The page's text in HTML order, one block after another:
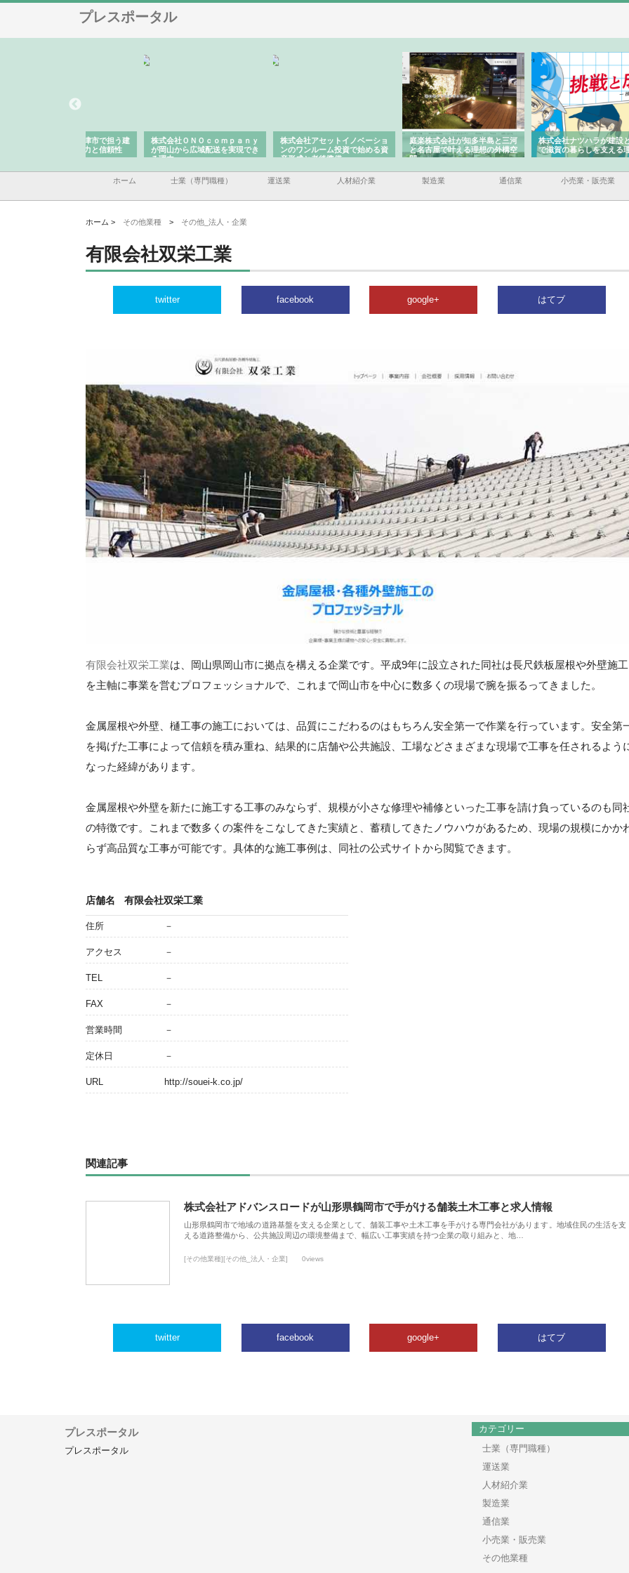
プレスポータル
株式会社ＯＮＯｃｏｍｐａｎｙ
が岡山から広域配送を実現でき
る理由
株式会社アセットイノベーショ
ンのワンルーム投資で始める資
産形成と老後準備
庭楽株式会社が知多半島と三河
と名古屋で叶える理想の外構空
間
株式会社ナツハラが建設と鋲螺
で滋賀の暮らしを支える理由
株
イ
容
ホーム 士業（専門職種） 運送業 人材紹介業 製造業 通信業 小売業・販売業
ホーム > その他業種 > その他_法人・企業
有限会社双栄工業
twitter facebook google+ はてブ
有限会社双栄工業は、岡山県岡山市に拠点を構える企業です。平成9年に設立された同社は長尺鉄板屋根や外壁施工
を主軸に事業を営むプロフェッショナルで、これまで岡山市を中心に数多くの現場で腕を振るってきました。
金属屋根や外壁、樋工事の施工においては、品質にこだわるのはもちろん安全第一で作業を行っています。安全第
を掲げた工事によって信頼を積み重ね、結果的に店舗や公共施設、工場などさまざまな現場で工事を任されるよう
なった経緯があります。
金属屋根や外壁を新たに施工する工事のみならず、規模が小さな修理や補修といった工事を請け負っているのも同
の特徴です。これまで数多くの案件をこなしてきた実績と、蓄積してきたノウハウがあるため、現場の規模にかか
らず高品質な工事が可能です。具体的な施工事例は、同社の公式サイトから閲覧できます。
店舗名 有限会社双栄工業
住所 －
アクセス －
TEL －
FAX －
営業時間 －
定休日 －
URL http://souei-k.co.jp/
関連記事
株式会社アドバンスロードが山形県鶴岡市で手がける舗装土木工事と求人情報
山形県鶴岡市で地域の道路基盤を支える企業として、舗装工事や土木工事を手がける専門会社があります。地域住民の生活を支
える道路整備から、公共施設周辺の環境整備まで、幅広い工事実績を持つ企業の取り組みと、地…
[その他業種][その他_法人・企業] 0views
twitter facebook google+ はてブ
プレスポータル
プレスポータル
カテゴリー
士業（専門職種）
運送業
人材紹介業
製造業
通信業
小売業・販売業
その他業種